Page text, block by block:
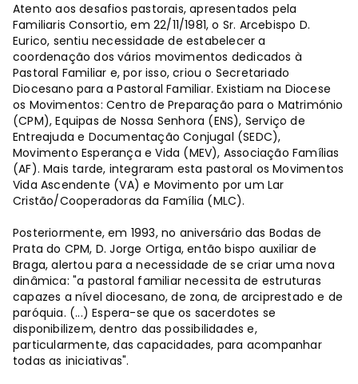
Atento aos desafios pastorais, apresentados pela
Familiaris Consortio, em 22/11/1981, o Sr. Arcebispo D.
Eurico, sentiu necessidade de estabelecer a
coordenação dos vários movimentos dedicados à
Pastoral Familiar e, por isso, criou o Secretariado
Diocesano para a Pastoral Familiar. Existiam na Diocese
os Movimentos: Centro de Preparação para o Matrimónio
(CPM), Equipas de Nossa Senhora (ENS), Serviço de
Entreajuda e Documentação Conjugal (SEDC),
Movimento Esperança e Vida (MEV), Associação Famílias
(AF). Mais tarde, integraram esta pastoral os Movimentos
Vida Ascendente (VA) e Movimento por um Lar
Cristão/Cooperadoras da Família (MLC).
Posteriormente, em 1993, no aniversário das Bodas de
Prata do CPM, D. Jorge Ortiga, então bispo auxiliar de
Braga, alertou para a necessidade de se criar uma nova
dinâmica: "a pastoral familiar necessita de estruturas
capazes a nível diocesano, de zona, de arciprestado e de
paróquia. (...) Espera-se que os sacerdotes se
disponibilizem, dentro das possibilidades e,
particularmente, das capacidades, para acompanhar
todas as iniciativas".